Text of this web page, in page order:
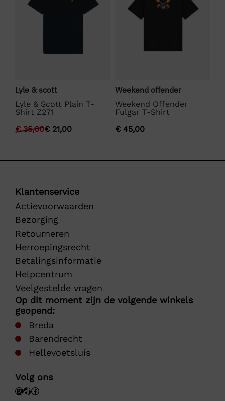
Lyle & scott
Lyle & Scott Plain T-
Shirt Z271
€35,00€ 21,00
Weekend offender
Weekend Offender
Fulgar T-Shirt
€ 45,00
Klantenservice
Actievoorwaarden
Bezorging
Retourneren
Herroepingsrecht
Betalingsinformatie
Helpcentrum
Veelgestelde vragen
Op dit moment zijn de volgende winkels
geopend:
Breda
Barendrecht
Hellevoetsluis
Volg ons